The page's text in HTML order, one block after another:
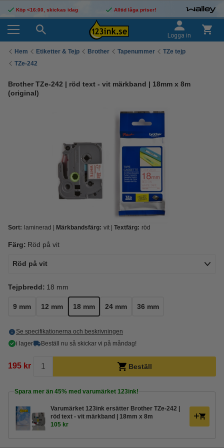
Köp <16:00, skickas idag Alltid låga priser!
Logga in
Hem Etiketter & Tejp Brother Tapenummer
TZe tejp
TZe-242
Brother TZe-242 | röd text - vit märkband | 18mm x 8m
(original)
Sort: laminerad Märkbandsfärg: vit Textfärg: röd
Färg: Röd på vit
Röd på vit
Tejpbredd: 18 mm
9 mm 12 mm 18 mm 24 mm 36 mm
Se specifikationerna och beskrivningen
i lager
Beställ nu så skickar vi på måndag!
195 kr Beställ
Spara mer än 45% med varumärket 123ink!
Varumärket 123ink ersätter Brother TZe-242 |
röd text - vit märkband | 18mm x 8m
105 kr